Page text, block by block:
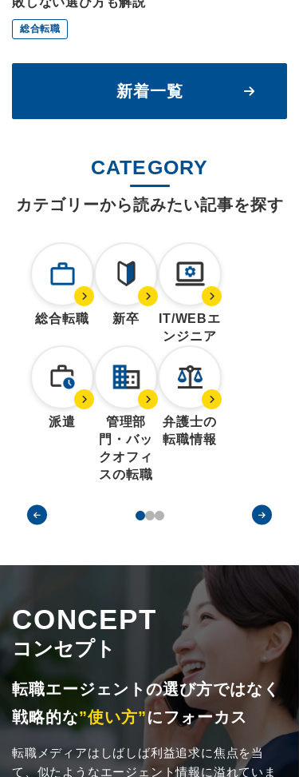
総合転職
新着一覧
CATEGORY
カテゴリーから読みたい記事を探す
総合転職 新卒
IT/WEBエ
ンジニア
派遣
管理部
門・バッ
クオフィ
スの転職
弁護士の
転職情報
CONCEPT
コンセプト
転職エージェントの選び方ではなく
戦略的な”使い方”にフォーカス
転職メディアはしばしば利益追求に焦点を当
て、似たようなエージェント情報に溢れていま